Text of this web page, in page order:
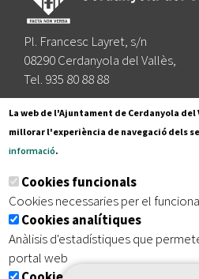
Pl. Francesc Layret, s/n
08290 Cerdanyola del Vallès,
Tel. 935 80 88 88
Segueix-nos a:
Subscriu-te al nostre butlletí
Inici | Avís legal | Protecció de
| Accessibilitat
La web de l'Ajuntament de Cerdanyola
millorar l'experiència de navegació dels
informació.
Cookies funcionals
Cookies necessaries per el
Cookies analítiques
Anàlisis d'estadístiques que
portal web